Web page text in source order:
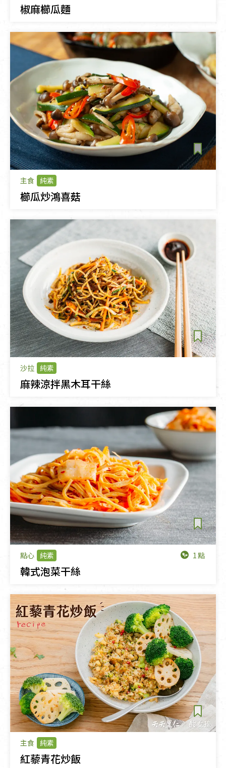
椒麻櫛瓜麵
主食 純素
櫛瓜炒鴻喜菇
沙拉 純素
麻辣涼拌黑木耳干絲
點心 純素 1點
韓式泡菜干絲
主食 純素
紅藜青花炒飯